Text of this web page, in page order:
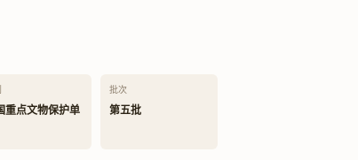
重点文物保护单
批次
第五批